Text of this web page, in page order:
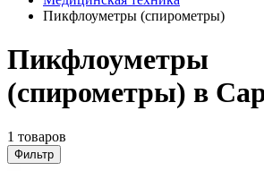
Пикфлоуметры (спирометры)
Пикфлоуметры
(спирометры) в
1 товаров
Фильтр